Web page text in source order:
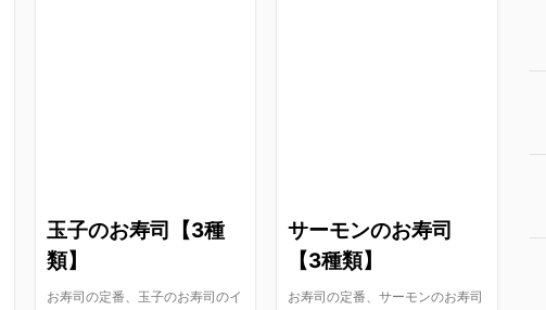
玉子のお寿司【3種
類】
お寿司の定番、玉子のお寿司のイ
サーモンのお寿司
【3種類】
お寿司の定番、サーモンのお寿司